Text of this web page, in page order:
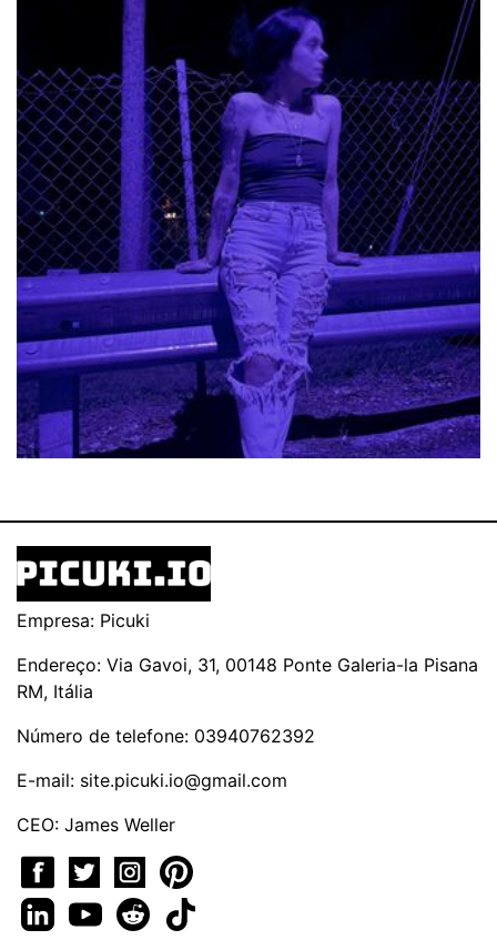
Empresa: Picuki
Endereço: Via Gavoi, 31, 00148 Ponte Galeria-la Pisana
RM, Itália
Número de telefone: 03940762392
E-mail: site.picuki.io@gmail.com
CEO: James Weller